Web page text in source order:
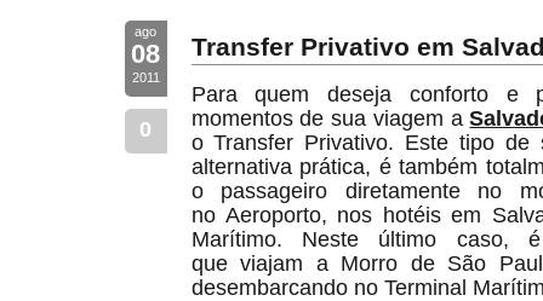
ago
08
2011
0
Transfer Privativo em
Para quem deseja conforto e
momentos de sua viagem a
o Transfer Privativo. Este tipo
alternativa prática, é também
o passageiro diretamente no
no Aeroporto, nos hotéis em
Marítimo. Neste último caso,
que viajam a Morro de São
desembarcando no Terminal